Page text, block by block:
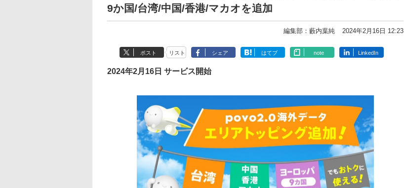
9か国/台湾/中国/香港/マカオを追加
編集部：藪内葉純 2024年2月16日 12:23
ポスト リスト シェア はてブ note LinkedIn
2024年2月16日 サービス開始